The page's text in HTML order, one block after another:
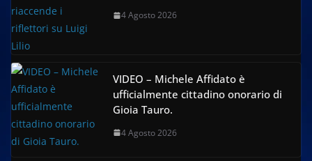
4 Agosto 2026
VIDEO – Michele Affidato è
ufficialmente cittadino onorario di
Gioia Tauro.
4 Agosto 2026